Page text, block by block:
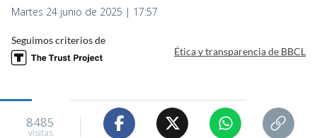
Martes 24 junio de 2025 | 17:57
Seguimos criterios de
Ética y transparencia de BBCL
8485
visitas